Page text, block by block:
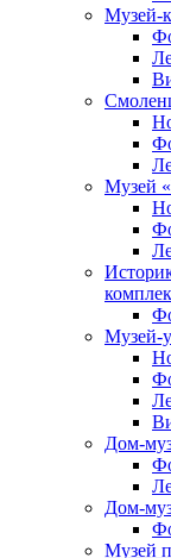
Музей-
Музей
Музей-
Дом-
Дом-
Музей